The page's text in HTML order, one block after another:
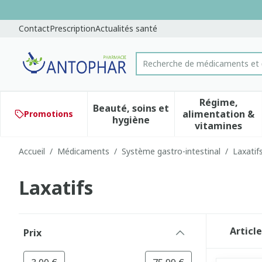
ContactPrescriptionActualités santé
Rechercher
Recherche de médicamen
Promotions
Beauté, soins et
hygièneAfficher le sous-menu pour
Régime,
alimentation &
vitamines
Afficher
Accueil / Médicaments / Système gastro-intestinal / Laxatifs
Laxatifs
Prix